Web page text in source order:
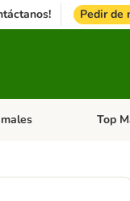
Pedir de
y + abierto: Pájaros
Menú
Top